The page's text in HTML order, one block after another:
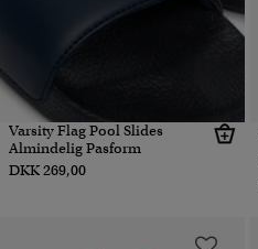
Varsity Flag Pool Slides
Almindelig Pasform
DKK 269,00